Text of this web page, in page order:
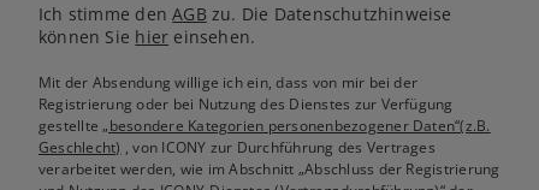
Ich stimme denAGB zu. Die Datenschutzhinweise
können Sie hier einsehen.
Mit der Absendung willige ich ein, dass von mir bei der
Registrierung oder bei Nutzung des Dienstes zur Verfügung
gestellte„besondere Kategorien personenbezogener Daten“(z.B.
Geschlecht) , von ICONY zur Durchführung des Vertrages
verarbeitet werden, wie im Abschnitt „Abschluss der Registrierung